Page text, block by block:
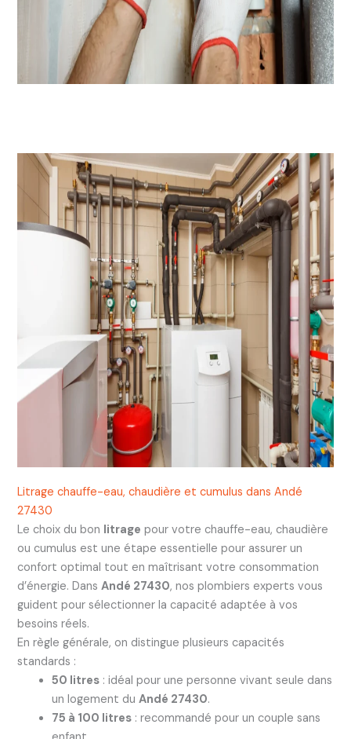
Litrage chauffe-eau, chaudière et cumulus dans Andé
27430
Le choix du bon litrage pour votre chauffe-eau, chaudière
ou cumulus est une étape essentielle pour assurer un
confort optimal tout en maîtrisant votre consommation
d’énergie. Dans Andé 27430, nos plombiers experts vous
guident pour sélectionner la capacité adaptée à vos
besoins réels.
En règle générale, on distingue plusieurs capacités
standards :
50 litres: idéal pour une personne vivant seule dans
un logement du Andé 27430.
75 à 100 litres: recommandé pour un couple sans